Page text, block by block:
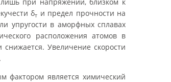
δт и предел прочности на
упругости в аморфных сплавах
расположения атомов в
Увеличение скорости
фактором является химический